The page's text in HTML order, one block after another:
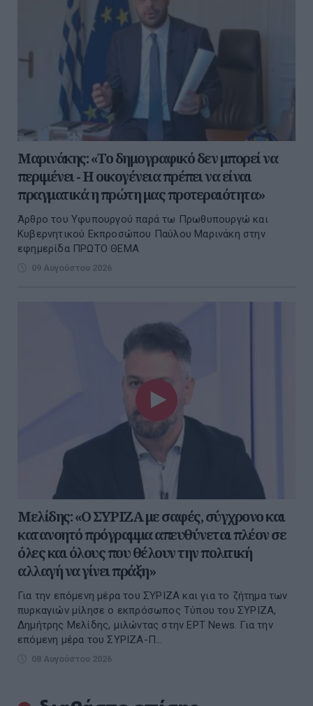
Μαρινάκης: «Το δημογραφικό δεν μπορεί να
περιμένει - Η οικογένεια πρέπει να είναι
πραγματικά η πρώτη μας προτεραιότητα»
Άρθρο του Υφυπουργού παρά τω Πρωθυπουργώ και
Κυβερνητικού Εκπροσώπου Παύλου Μαρινάκη στην
εφημερίδα ΠΡΩΤΟ ΘΕΜΑ
09 Αυγούστου 2026
Μελίδης: «Ο ΣΥΡΙΖΑ με σαφές, σύγχρονο και
κατανοητό πρόγραμμα απευθύνεται πλέον σε
όλες και όλους που θέλουν την πολιτική
αλλαγή να γίνει πράξη»
Για την επόμενη μέρα του ΣΥΡΙΖΑ και για το ζήτημα των
πυρκαγιών μίλησε ο εκπρόσωπος Τύπου του ΣΥΡΙΖΑ,
Δημήτρης Μελίδης, μιλώντας στην ΕΡΤ Νews. Για την
επόμενη μέρα του ΣΥΡΙΖΑ-Π...
08 Αυγούστου 2026